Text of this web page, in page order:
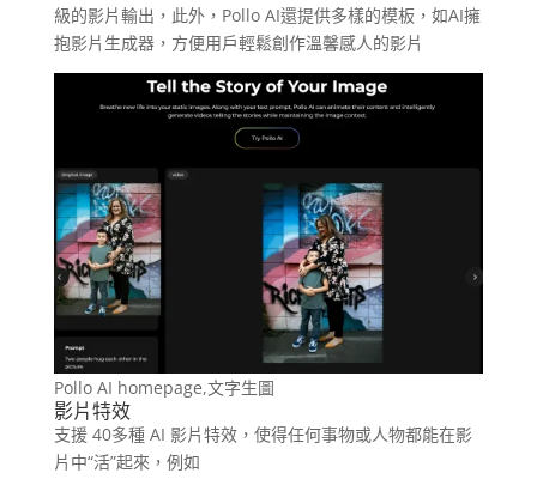
級的影片輸出，此外，Pollo AI還提供多樣的模板，如AI擁
抱影片生成器，方便用戶輕鬆創作溫馨感人的影片
Pollo AI homepage,文字生圖
影片特效
支援 40多種 AI 影片特效，使得任何事物或人物都能在影
片中“活”起來，例如